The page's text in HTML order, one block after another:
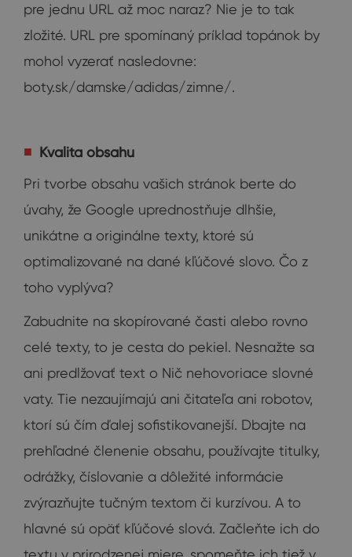
pre jednu URL až moc naraz? Nie je to tak
zložité. URL pre spomínaný príklad topánok by
mohol vyzerať nasledovne:
boty.sk/damske/adidas/zimne/.
Kvalita obsahu
Pri tvorbe obsahu vašich stránok berte do
úvahy, že Google uprednostňuje dlhšie,
unikátne a originálne texty, ktoré sú
optimalizované na dané kľúčové slovo. Čo z
toho vyplýva?
Zabudnite na skopírované časti alebo rovno
celé texty, to je cesta do pekiel. Nesnažte sa
ani predlžovať text o Nič nehovoriace slovné
vaty. Tie nezaujímajú ani čitateľa ani robotov,
ktorí sú čím ďalej sofistikovanejší. Dbajte na
prehľadné členenie obsahu, používajte titulky,
odrážky, číslovanie a dôležité informácie
zvýrazňujte tučným textom či kurzívou. A to
hlavné sú opäť kľúčové slová. Začleňte ich do